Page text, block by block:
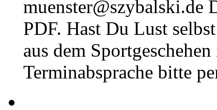
muenster@szybalski.de
PDF. Hast Du Lust
aus dem
Terminabsprache bitte